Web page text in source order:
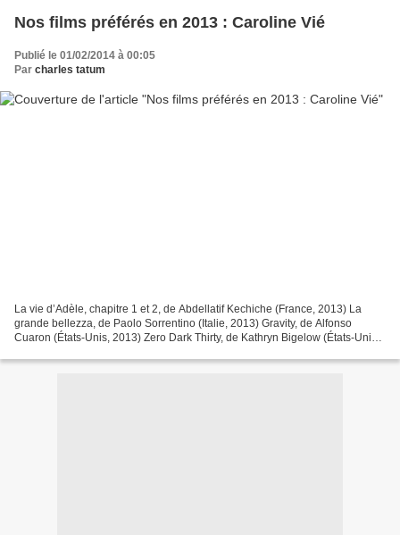
Nos films préférés en 2013 : Caroline Vié
Publié le 01/02/2014 à 00:05
Par charles tatum
La vie d’Adèle, chapitre 1 et 2, de Abdellatif Kechiche (France, 2013) La
grande bellezza, de Paolo Sorrentino (Italie, 2013) Gravity, de Alfonso
Cuaron (États-Unis, 2013) Zero Dark Thirty, de Kathryn Bigelow (États-Unis,